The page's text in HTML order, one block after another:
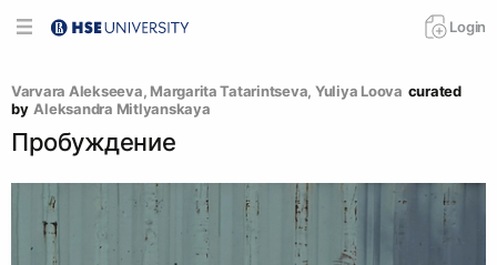
Login
Varvara Alekseeva, Margarita Tatarintseva, Yuliya Loova curated
by Aleksandra Mitlyanskaya
Пробуждение